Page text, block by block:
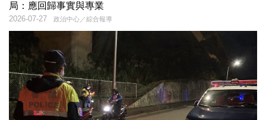
局：應回歸事實與專業
政治中心／綜合報導
2026-07-27